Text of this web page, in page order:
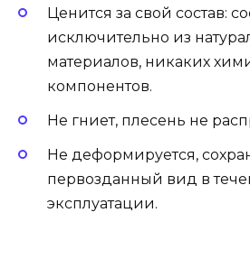
Ценится за свой состав:
исключительно из
материалов, никаких
компонентов.
Не гниет, плесень не
Не деформируется,
первозданный вид в
эксплуатации.